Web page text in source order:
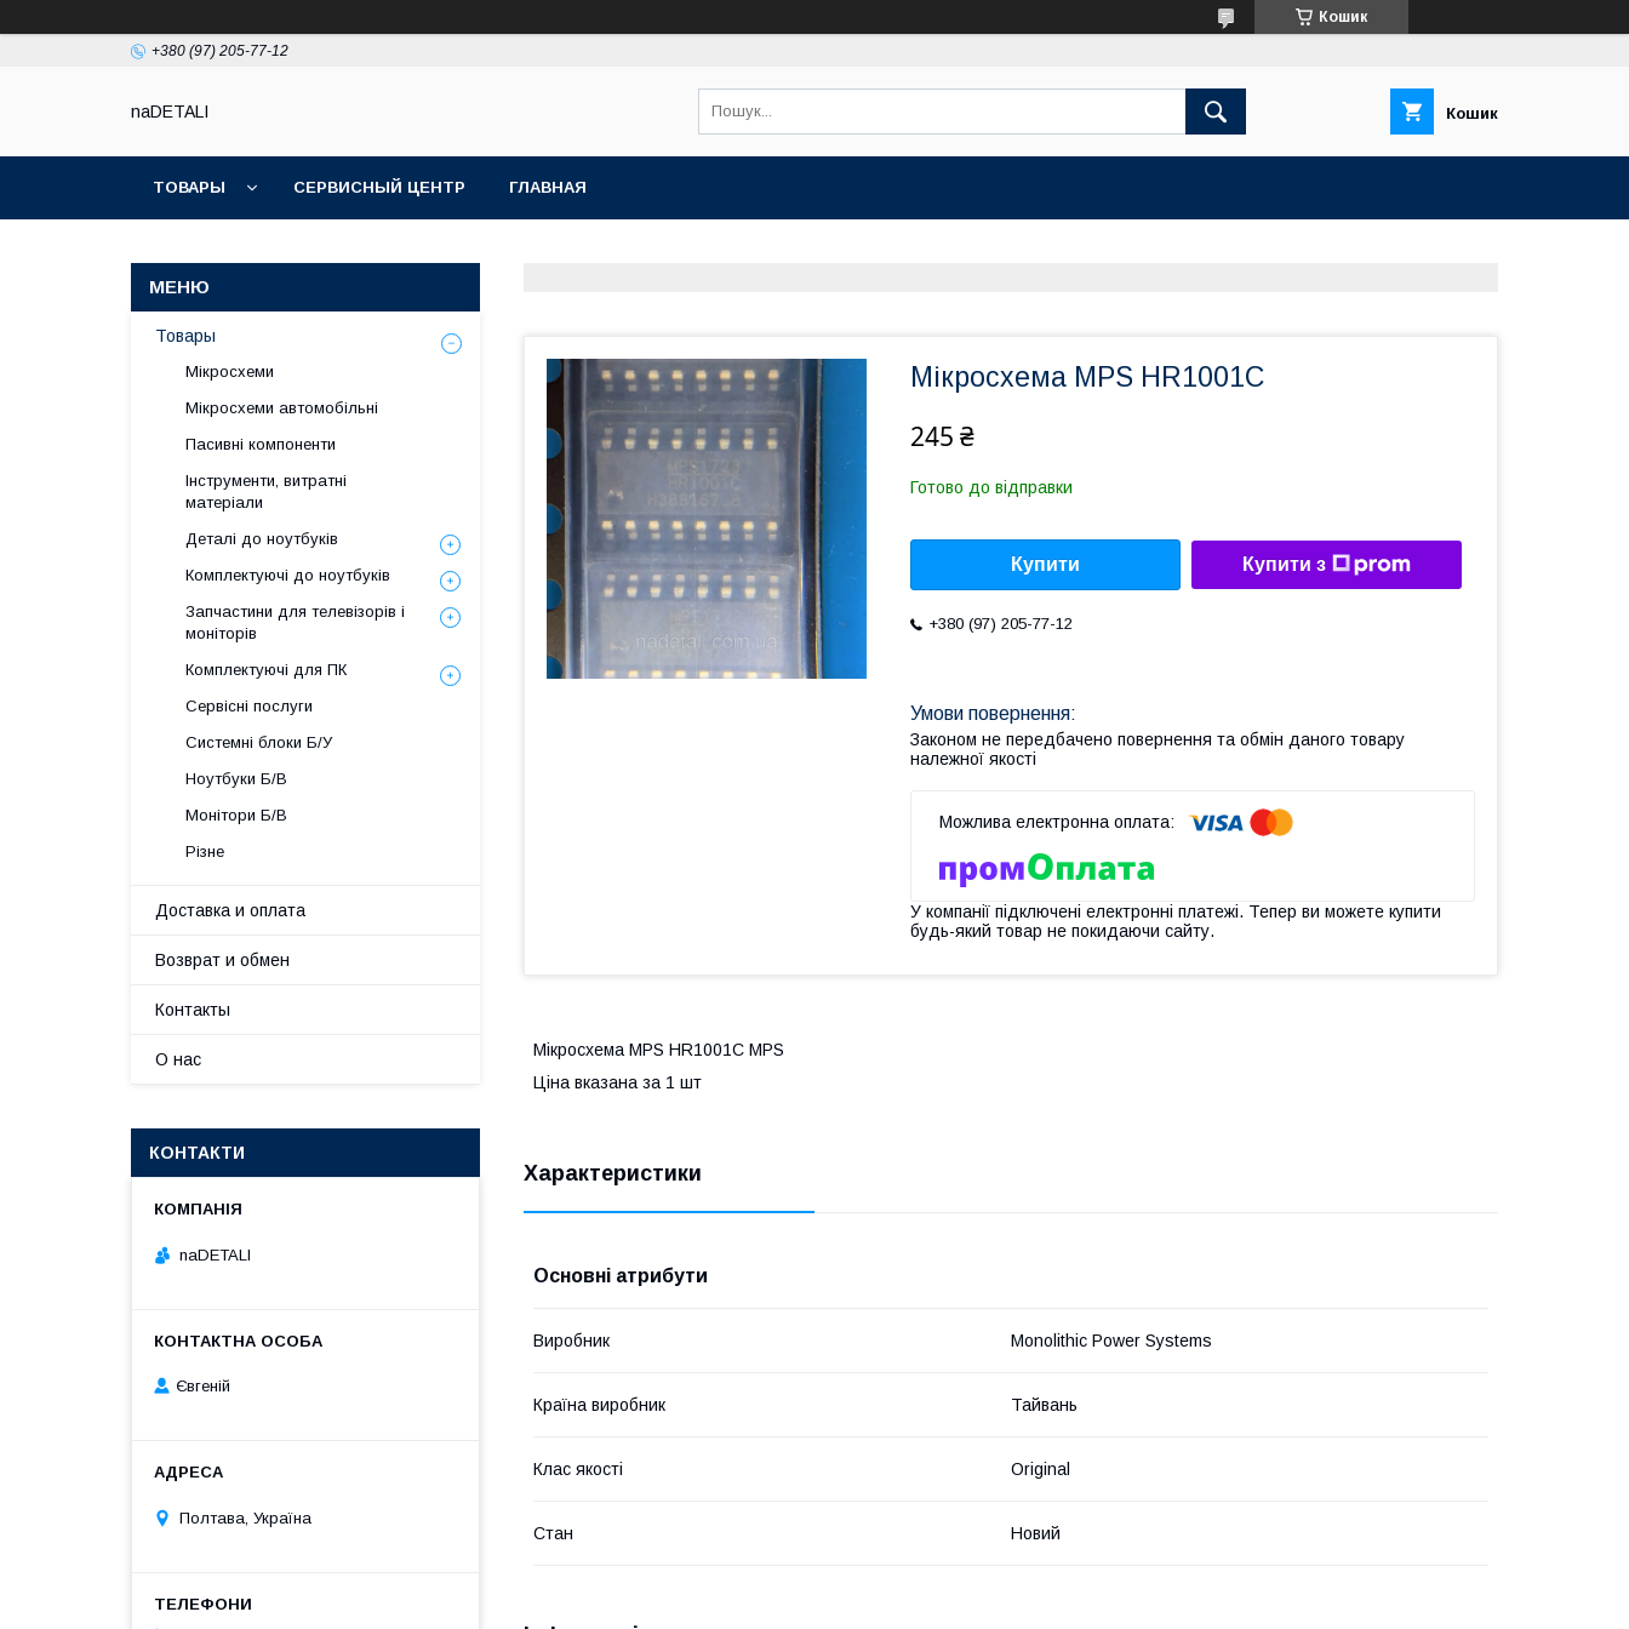
Кошик
+380 (97) 205-77-12
naDETALI Кошик
ТОВАРЫ СЕРВИСНЫЙ ЦЕНТР ГЛАВНАЯ
Мікросхема MPS HR1001C
245 ₴
Готово до відправки
Купити Купити з
+380 (97) 205-77-12
Законом не передбачено повернення та обмін даного товару
належної якості
У компанії підключені електронні платежі. Тепер ви можете купити
будь-який товар не покидаючи сайту.
Мікросхема MPS HR1001C MPS
Ціна вказана за 1 шт
Характеристики
Основні атрибути
Виробник Monolithic Power Systems
Країна виробник Тайвань
Клас якості Original
Стан Новий
Товары
Мікросхеми
Мікросхеми автомобільні
Пасивні компоненти
Інструменти, витратні
матеріали
Деталі до ноутбуків
Комплектуючі до ноутбуків
Запчастини для телевізорів і
моніторів
Комплектуючі для ПК
Сервісні послуги
Системні блоки Б/У
Ноутбуки Б/В
Монітори Б/В
Різне
Доставка и оплата
Возврат и обмен
Контакты
О нас
КОНТАКТИ
naDETALI
Євгеній
Полтава, Україна